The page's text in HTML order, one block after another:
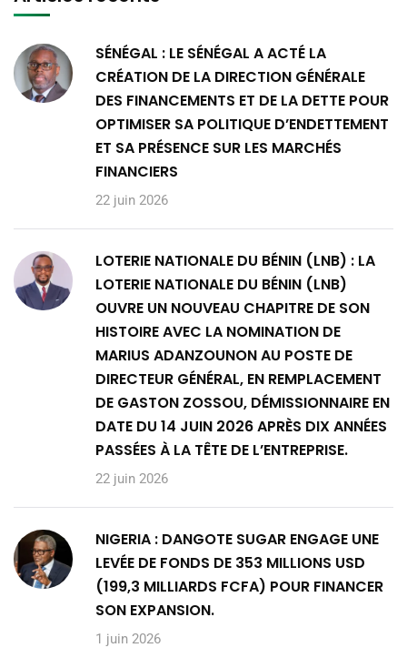
SÉNÉGAL : LE SÉNÉGAL A ACTÉ LA
CRÉATION DE LA DIRECTION GÉNÉRALE
DES FINANCEMENTS ET DE LA DETTE POUR
OPTIMISER SA POLITIQUE D’ENDETTEMENT
ET SA PRÉSENCE SUR LES MARCHÉS
FINANCIERS
22 juin 2026
LOTERIE NATIONALE DU BÉNIN (LNB) : LA
LOTERIE NATIONALE DU BÉNIN (LNB)
OUVRE UN NOUVEAU CHAPITRE DE SON
HISTOIRE AVEC LA NOMINATION DE
MARIUS ADANZOUNON AU POSTE DE
DIRECTEUR GÉNÉRAL, EN REMPLACEMENT
DE GASTON ZOSSOU, DÉMISSIONNAIRE EN
DATE DU 14 JUIN 2026 APRÈS DIX ANNÉES
PASSÉES À LA TÊTE DE L’ENTREPRISE.
22 juin 2026
NIGERIA : DANGOTE SUGAR ENGAGE UNE
LEVÉE DE FONDS DE 353 MILLIONS USD
(199,3 MILLIARDS FCFA) POUR FINANCER
SON EXPANSION.
1 juin 2026